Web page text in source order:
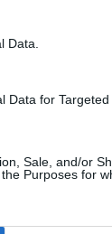
Data.
Data for Targeted
Sale, and/or
Purposes for
θα πήγαιναν
χειρότερο